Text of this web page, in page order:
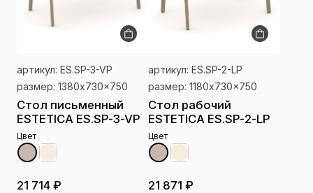
артикул: ES.SP-3-VP
размер: 1380x730x750
Стол письменный
ESTETICA ES.SP-3-VP
Цвет
21 714 ₽
артикул: ES.SP-2-LP
размер: 1180x730x750
Стол рабочий
ESTETICA ES.SP-2-LP
Цвет
21 871 ₽